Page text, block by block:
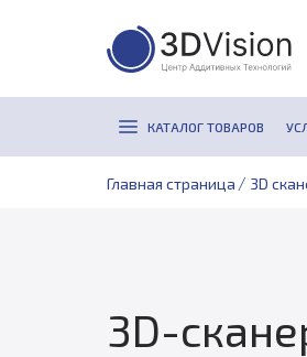
КАТАЛОГ ТОВАРОВ
Главная страница / 3D
3D-